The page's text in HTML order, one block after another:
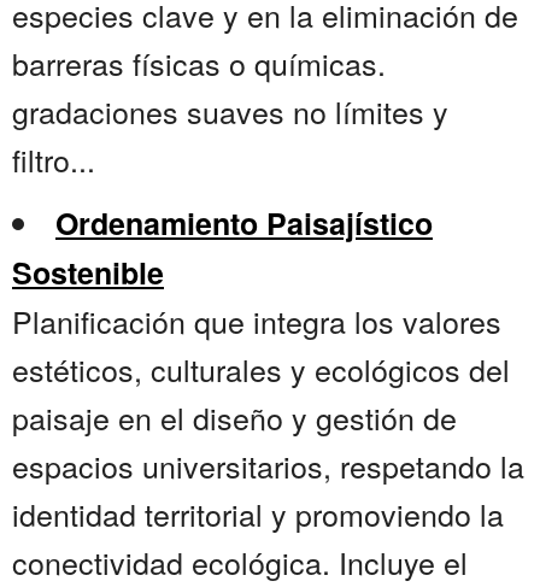
especies clave y en la eliminación de
barreras físicas o químicas.
gradaciones suaves no límites y
filtro...
Ordenamiento Paisajístico
Sostenible
Planificación que integra los valores
estéticos, culturales y ecológicos del
paisaje en el diseño y gestión de
espacios universitarios, respetando la
identidad territorial y promoviendo la
conectividad ecológica. Incluye el